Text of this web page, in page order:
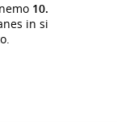
10.
in si